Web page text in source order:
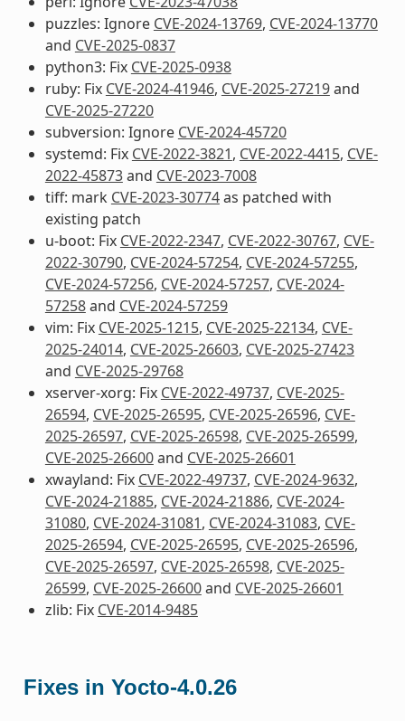
puzzles: Ignore CVE-2024-13769, CVE-2024-13770
and CVE-2025-0837
python3: Fix CVE-2025-0938
ruby: Fix CVE-2024-41946, CVE-2025-27219and
CVE-2025-27220
subversion: Ignore CVE-2024-45720
systemd: Fix CVE-2022-3821, CVE-2022-4415, CVE-
2022-45873and CVE-2023-7008
tiff: mark CVE-2023-30774as patched with
existing patch
u-boot: Fix CVE-2022-2347, CVE-2022-30767, CVE-
2022-30790, CVE-2024-57254, CVE-2024-57255,
CVE-2024-57256, CVE-2024-57257, CVE-2024-
57258and CVE-2024-57259
vim: Fix CVE-2025-1215, CVE-2025-22134, CVE-
2025-24014, CVE-2025-26603, CVE-2025-27423
and CVE-2025-29768
xserver-xorg: Fix CVE-2022-49737, CVE-2025-
26594, CVE-2025-26595, CVE-2025-26596, CVE-
2025-26597, CVE-2025-26598, CVE-2025-26599,
CVE-2025-26600and CVE-2025-26601
xwayland: Fix CVE-2022-49737, CVE-2024-9632,
CVE-2024-21885, CVE-2024-21886, CVE-2024-
31080, CVE-2024-31081, CVE-2024-31083, CVE-
2025-26594, CVE-2025-26595, CVE-2025-26596,
CVE-2025-26597, CVE-2025-26598, CVE-2025-
26599, CVE-2025-26600and CVE-2025-26601
zlib: Fix CVE-2014-9485
Fixes in Yocto-4.0.26